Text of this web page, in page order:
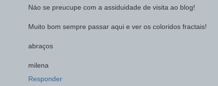
Náo se preucupe com a assiduidade de visita ao blog!
Muito bom sempre passar aqui e ver os coloridos fractais!
abraços
milena
Responder